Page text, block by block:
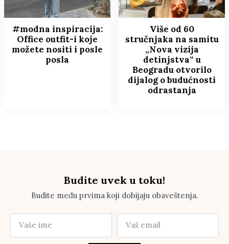
#modna inspiracija:
Office outfit-i koje
možete nositi i posle
posla
Više od 60
stručnjaka na samitu
„Nova vizija
detinjstva“ u
Beogradu otvorilo
dijalog o budućnosti
odrastanja
Budite uvek u toku!
Budite među prvima koji dobijaju obaveštenja.